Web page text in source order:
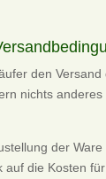
den
nichts
der
auf die Kosten